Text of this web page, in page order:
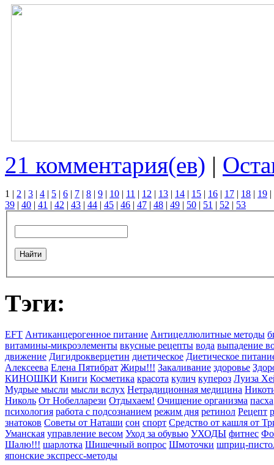
21 комментария(ев) |
1 | 2 | 3 | 4 | 5 | 6 | 7 | 8 | 9 | 10 | 11 | 12 | 13 | 14 | 15 | 16 | 17 | 18 | 19 |
39 | 40 | 41 | 42 | 43 | 44 | 45 | 46 | 47 | 48 | 49 | 50 | 51 | 52 | 53
Тэги:
EFT Антиканцерогенное питание Антицеллюлитные методы
витамины-микроэлементы вкусные рецепты вода выпадение
движение Дигидрокверцетин диетическое Диетическое
Алексеева Елена Пятибрат Жиры!!! Закаливание здоровье
КИНОШКИ Книги Косметика красота кулич купероз Луиза
Мудрые мысли мысли вслух Нетрадиционная медицина
Николь От Нобелларези Отдыхаем! Очищение организма пасха
психология работа с подсознанием режим дня ретинол Рецепт
знатоков Советы от Наташи сон спорт Средство от кашля от
Уманская управление весом Уход за обувью УХОДЫ фитнес
Шалю!!! шарлотка Шишечный вопрос Шмоточки шприц-
японские экспресс-методы